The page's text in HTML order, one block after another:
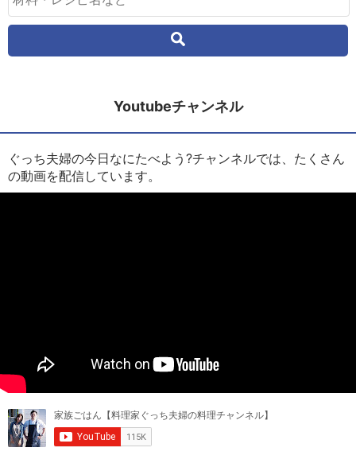
Youtubeチャンネル
ぐっち夫婦の今日なにたべよう?チャンネルでは、たくさん
の動画を配信しています。